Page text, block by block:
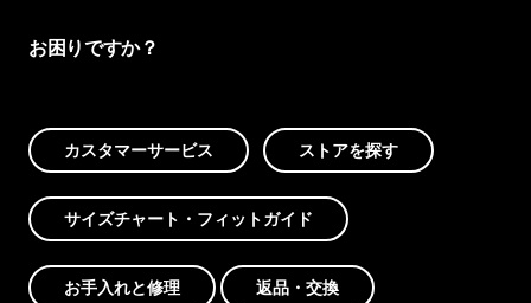
お困りですか？
カスタマーサービス ストアを探す
サイズチャート・フィットガイド
お手入れと修理 返品・交換